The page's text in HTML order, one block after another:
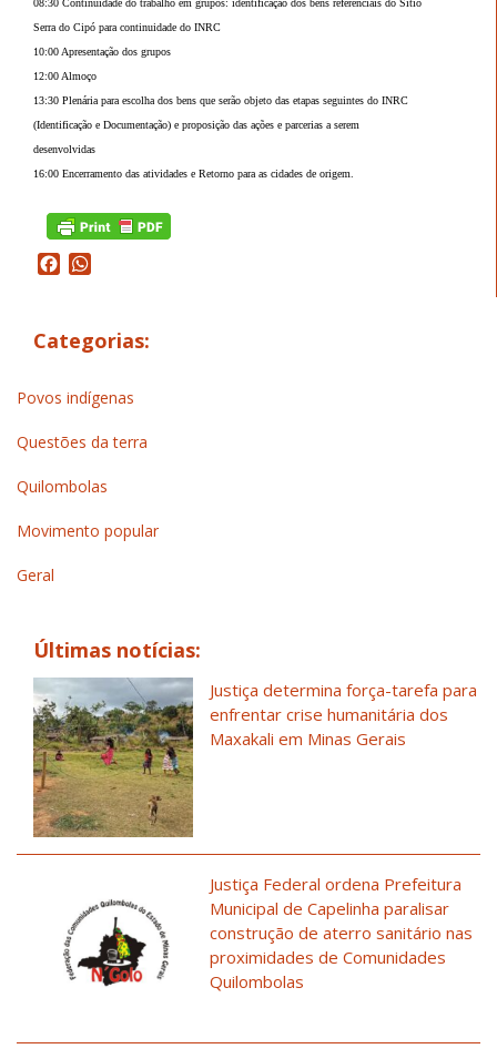
08:30 Continuidade do trabalho em grupos: identificação dos bens referenciais do Sítio
Serra do Cipó para continuidade do INRC
10:00 Apresentação dos grupos
12:00 Almoço
13:30 Plenária para escolha dos bens que serão objeto das etapas seguintes do INRC
(Identificação e Documentação) e proposição das ações e parcerias a serem
desenvolvidas
16:00 Encerramento das atividades e Retorno para as cidades de origem.
Facebook
Categorias:
Povos indígenas
Questões da terra
Quilombolas
Movimento popular
Geral
Últimas notícias:
Justiça determina força-tarefa para
enfrentar crise humanitária dos
Maxakali em Minas Gerais
Justiça Federal ordena Prefeitura
Municipal de Capelinha paralisar
construção de aterro sanitário nas
proximidades de Comunidades
Quilombolas